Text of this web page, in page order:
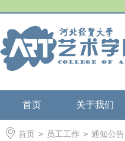
首页 关于我们
首页 > 员工工作 > 通知公告